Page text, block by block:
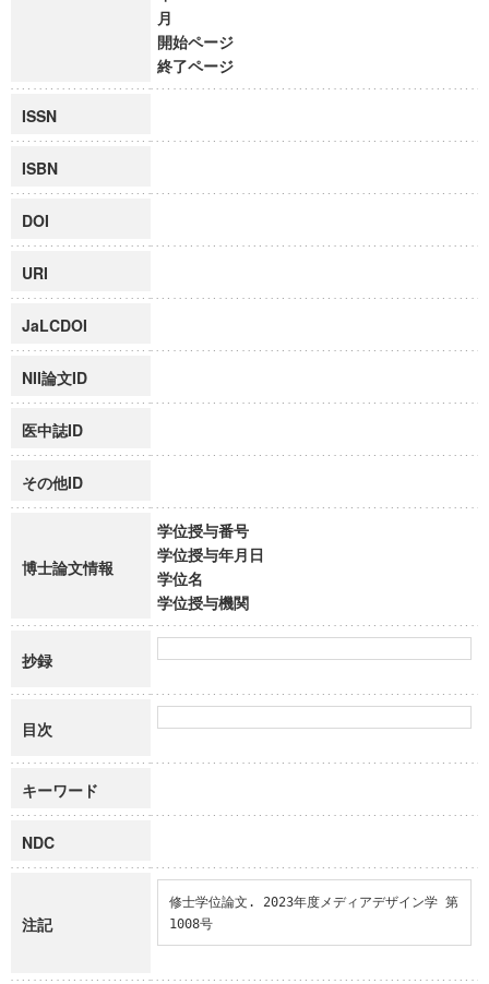
月
開始ページ
終了ページ
ISSN
ISBN
DOI
URI
JaLCDOI
NII論文ID
医中誌ID
その他ID
博士論文情報
学位授与番号
学位授与年月日
学位名
学位授与機関
抄録
目次
キーワード
NDC
注記
修士学位論文. 2023年度メディアデザイン学 第
1008号